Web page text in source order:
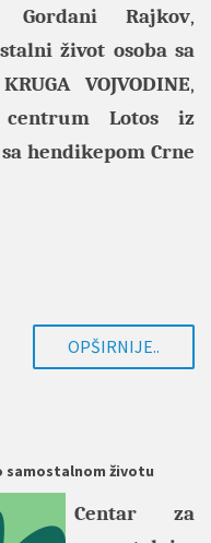
Gordani Rajkov,
život osoba sa
VOJVODINE,
centrum Lotos iz
hendikepom Crne
OPŠIRNIJE..
samostalnom životu
Centar za